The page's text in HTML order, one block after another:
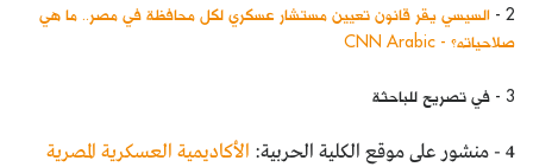
2 -
السيسي يقر قانون تعيين مستشار عسكري لكل محافظة في مصر.. ما هي
صلاحياته؟ - CNN Arabic
3 - في تصريح للباحثة
4 - منشور على موقع الكلية الحربية:
الأكاديمية العسكرية المصرية